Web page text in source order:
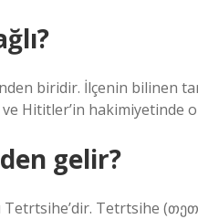
biridir. İlçenin bilinen
Hititler’in hakimiyetinde
gelir?
Tetrtsihe